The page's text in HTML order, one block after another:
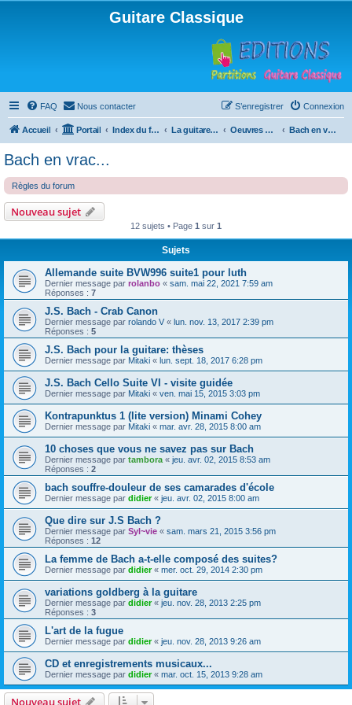
Guitare Classique
FAQ Nous contacter Connexion
S’enregistrer
Accueil Portail Index du forum La guitare : instrument, cours et théorie Oeuvres à la loupe Bach en vrac...
Bach en vrac...
Règles du forum
Nouveau sujet
12 sujets • Page 1 sur 1
Sujets
Allemande suite BVW996 suite1 pour luth
Dernier message par rolanbo « sam. mai 22, 2021 7:59 am
Réponses : 7
J.S. Bach - Crab Canon
Dernier message par rolando V « lun. nov. 13, 2017 2:39 pm
Réponses : 5
J.S. Bach pour la guitare: thèses
Dernier message par Mitaki « lun. sept. 18, 2017 6:28 pm
J.S. Bach Cello Suite VI - visite guidée
Dernier message par Mitaki « ven. mai 15, 2015 3:03 pm
Kontrapunktus 1 (lite version) Minami Cohey
Dernier message par Mitaki « mar. avr. 28, 2015 8:00 am
10 choses que vous ne savez pas sur Bach
Dernier message par tambora « jeu. avr. 02, 2015 8:53 am
Réponses : 2
bach souffre-douleur de ses camarades d'école
Dernier message par didier« jeu. avr. 02, 2015 8:00 am
Que dire sur J.S Bach ?
Dernier message par Syl~vie « sam. mars 21, 2015 3:56 pm
Réponses : 12
La femme de Bach a-t-elle composé des suites?
Dernier message par didier« mer. oct. 29, 2014 2:30 pm
variations goldberg à la guitare
Dernier message par didier« jeu. nov. 28, 2013 2:25 pm
Réponses : 3
L'art de la fugue
Dernier message par didier« jeu. nov. 28, 2013 9:26 am
CD et enregistrements musicaux...
Dernier message par didier« mar. oct. 15, 2013 9:28 am
Nouveau sujet